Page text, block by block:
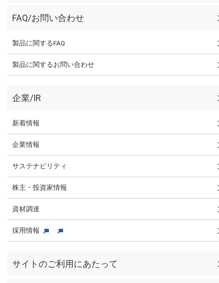
FAQ/お問い合わせ
製品に関するFAQ
製品に関するお問い合わせ
企業/IR
新着情報
企業情報
サステナビリティ
株主・投資家情報
資材調達
採用情報
サイトのご利用にあたって